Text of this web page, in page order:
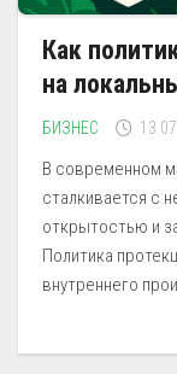
Как
на
БИЗНЕС
В современном
сталкивается с
открытостью и
Политика
внутреннего